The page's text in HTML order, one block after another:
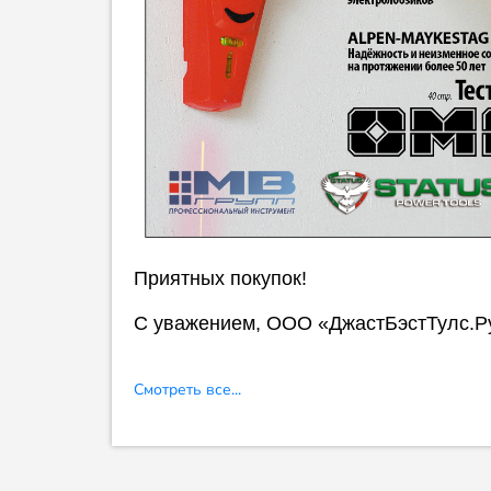
Приятных покупок!
С уважением, ООО
Смотреть все...